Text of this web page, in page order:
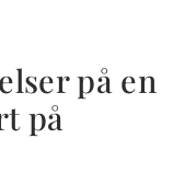
på en
på